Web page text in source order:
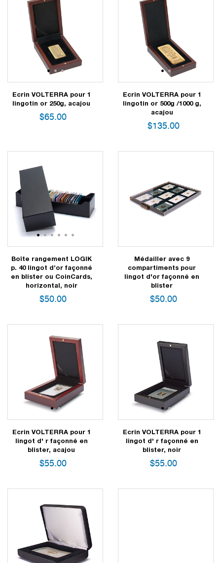
123
Ecrin VOLTERRA pour 1
lingotin or 250g, acajou
$65.00
12
Ecrin VOLTERRA pour 1
lingotin or 500g /1000 g,
acajou
$135.00
123 4 5 6
Boîte rangement LOGIK
p. 40 lingot d’or façonné
en blister ou CoinCards,
horizontal, noir
$50.00
Médailler avec 9
compartiments pour
lingot d'or façonné en
blister
$50.00
12
Ecrin VOLTERRA pour 1
lingot d' r façonné en
blister, acajou
$55.00
12
Ecrin VOLTERRA pour 1
lingot d' r façonné en
blister, noir
$55.00